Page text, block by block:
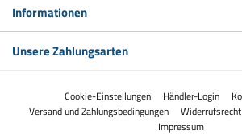
Informationen
Unsere Zahlungsarten
Cookie-Einstellungen Händler-Login
Versand und Zahlungsbedingungen
Widerrufsrecht
Impressum